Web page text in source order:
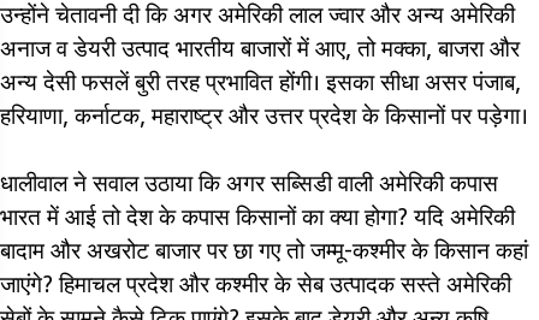
उन्होंने चेतावनी दी कि अगर अमेरिकी लाल ज्वार और अन्य अमेरिकी
अनाज व डेयरी उत्पाद भारतीय बाजारों में आए, तो मक्का, बाजरा और
अन्य देसी फसलें बुरी तरह प्रभावित होंगी। इसका सीधा असर पंजाब,
हरियाणा, कर्नाटक, महाराष्ट्र और उत्तर प्रदेश के किसानों पर पड़ेगा।
धालीवाल ने सवाल उठाया कि अगर सब्सिडी वाली अमेरिकी कपास
भारत में आई तो देश के कपास किसानों का क्या होगा? यदि अमेरिकी
बादाम और अखरोट बाजार पर छा गए तो जम्मू-कश्मीर के किसान कहां
जाएंगे? हिमाचल प्रदेश और कश्मीर के सेब उत्पादक सस्ते अमेरिकी